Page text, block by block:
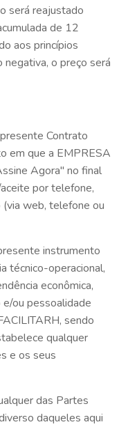
será reajustado
de 12
aos princípios
negativa, o preço será
Contrato
em que a EMPRESA
Agora" no final
por telefone,
web, telefone ou
instrumento
técnico-operacional,
econômica,
ou pessoalidade
sendo
qualquer
e os seus
das Partes
daqueles aqui